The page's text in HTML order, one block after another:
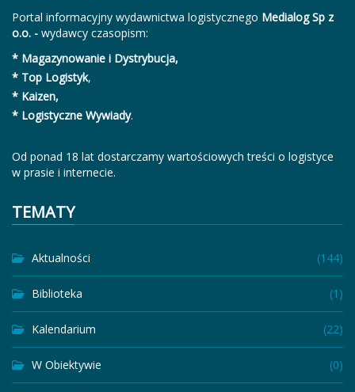
Portal informacyjny wydawnictwa logistycznego Medialog Sp z
o.o. - wydawcy czasopism:
* Magazynowanie i Dystrybucja,
* Top Logistyk,
* Kaizen,
* Logistyczne Wywiady.
Od ponad 18 lat dostarczamy wartościowych treści o logistyce
w prasie i internecie.
TEMATY
Aktualności (144)
Biblioteka (1)
Kalendarium (22)
W Obiektywie (0)